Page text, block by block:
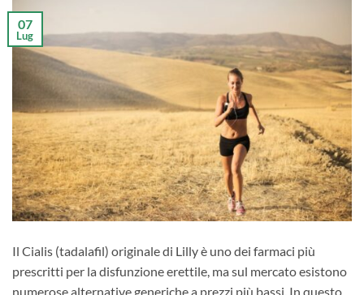
07
Lug
Il Cialis (tadalafil) originale di Lilly è uno dei farmaci più
prescritti per la disfunzione erettile, ma sul mercato esistono
numerose alternative generiche a prezzi più bassi. In questo